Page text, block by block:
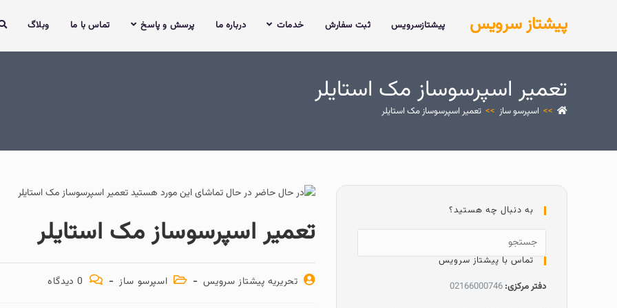
پیشتاز سرویس پیشتازسرویس ثبت سفارش خدمات درباره ما پرسش و پاسخ تماس با ما وبلاگ
تعمیر اسپرسوساز مک استایلر
>> اسپرسو ساز >> تعمیر اسپرسوساز مک استایلر
تعمیر اسپرسوساز مک استایلر
تحریریه پیشتاز سرویس اسپرسو ساز 0 دیدگاه
به دنبال چه هستید؟
تماس با پیشتاز سرویس
دفتر مرکزی: 02166000746